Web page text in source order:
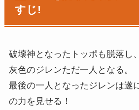
すじ!
破壊神となったトッポも脱落し
灰色のジレンただ一人となる。
最後の一人となったジレンは遂
の力を見せる！